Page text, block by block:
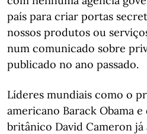
país para criar portas
nossos produtos ou
num comunicado sobre
publicado no ano passado.
Líderes mundiais como o
americano Barack Obama
britânico David Cameron já